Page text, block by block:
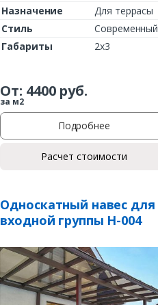
Ваше имя*
Ваш телефон*
Комментарий к
Назначение
Для террасы
Стиль
Современный
Габариты
2х3
От: 4400руб.
за м2
Подробнее
Расчет стоимости
Односкатный навес для
входной группы Н-004